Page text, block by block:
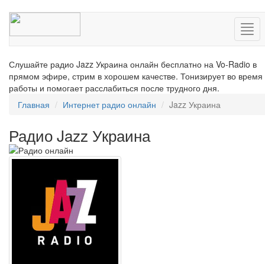
Слушайте радио Jazz Украина онлайн бесплатно на Vo-Radio в
прямом эфире, стрим в хорошем качестве. Тонизирует во время
работы и помогает расслабиться после трудного дня.
Главная
Интернет радио онлайн Jazz Украина
Радио Jazz Украина